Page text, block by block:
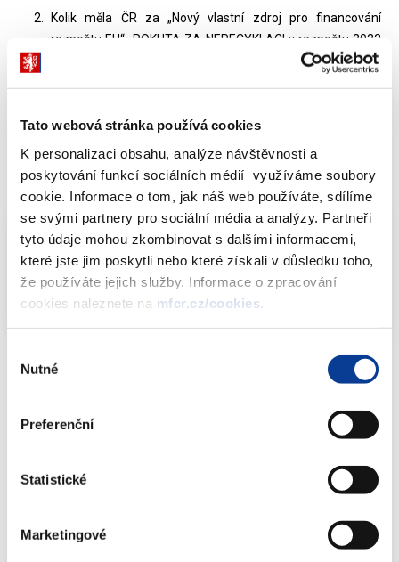
Tato webová stránka používá cookies
K personalizaci obsahu, analýze návštěvnosti a
poskytování funkcí sociálních médií využíváme soubory
cookie. Informace o tom, jak náš web používáte, sdílíme
se svými partnery pro sociální média a analýzy. Partneři
tyto údaje mohou zkombinovat s dalšími informacemi,
které jste jim poskytli nebo které získali v důsledku toho,
že používáte jejich služby. Informace o zpracování
cookies naleznete na mfcr.cz/cookies
souhlasu
Nutné
Preferenční
Statistické
Marketingové
Kolik měla ČR za „Nový vlastní zdroj pro financování
rozpočtu EU“- POKUTA ZA NERECYKLACI v rozpočtu 2022
Kolik plánuje MF za Nový vlastní zdroj pro financování
případně kolik na rok 2024?
Odpověď:
Info-106-99-MF-20693-2023-74
(454,50 kB)
Dokumenty ke stažení